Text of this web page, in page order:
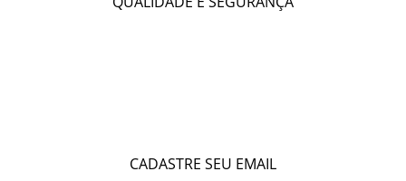
CADASTRE SEU EMAIL